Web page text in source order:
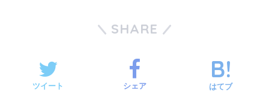
SHARE
ツイート シェア はてブ